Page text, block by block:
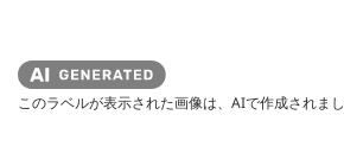
このラベルが表示された画像は、AIで作成されまし